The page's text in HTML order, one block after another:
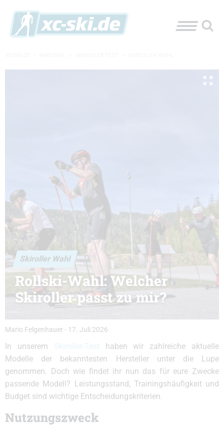
Skiroller Wahl
Rollski-Wahl: Welcher
Skiroller passt zu mir?
Mario Felgenhauer - 17. Juli 2026
In unserem Skiroller-Test haben wir zahlreiche aktuelle
Modelle der bekanntesten Hersteller unter die Lupe
genommen. Doch wie findet ihr nun das für eure Zwecke
passende Modell? Leistungsstand, Trainingshäufigkeit und
Budget sind wichtige Entscheidungskriterien.
Nutzungszweck